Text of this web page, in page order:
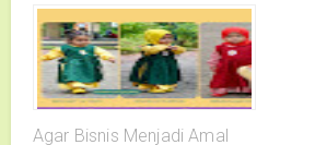
Agar Bisnis Menjadi Amal